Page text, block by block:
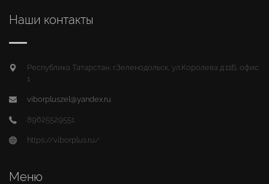
Наши контакты
Республика Татарстан, г.Зеленодольск, ул.Королева д.11Б, офис
1
viborpluszel@yandex.ru
89625529551
https://viborplus.ru/
Меню